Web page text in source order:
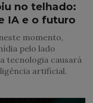
no telhado:
IA e o futuro
momento,
pelo lado
tecnologia causará
artificial.